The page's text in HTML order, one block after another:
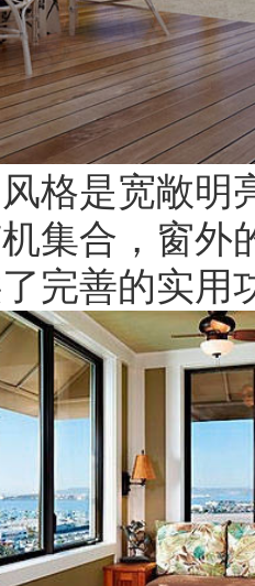
格是宽敞明
集合，窗外
完善的实用